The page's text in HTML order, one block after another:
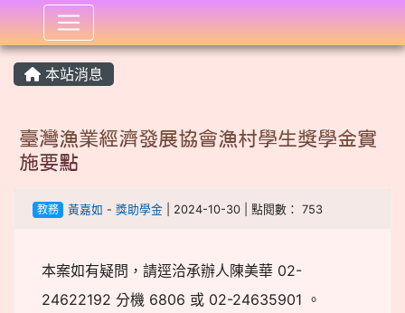
:::
本站消息
臺灣漁業經濟發展協會漁村學生獎學金實
施要點
教務 黃嘉如 - 獎助學金| 2024-10-30 | 點閱數： 753
本案如有疑問，請逕洽承辦人陳美華 02-
24622192 分機 6806 或 02-24635901 。